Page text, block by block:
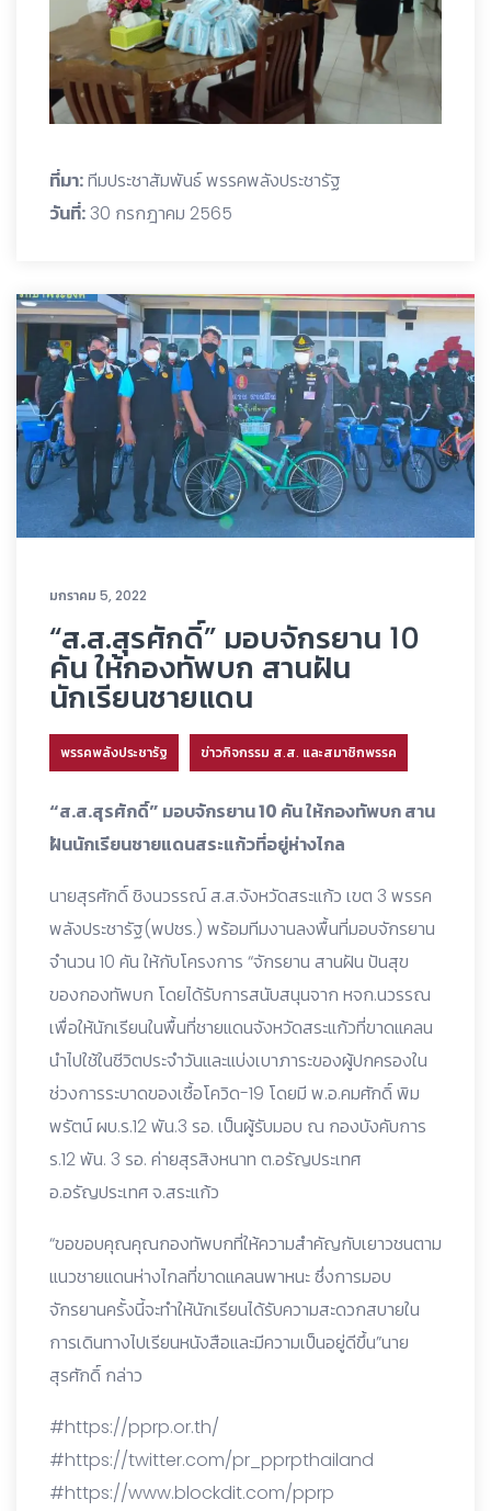
ที่มา:ทีมประชาสัมพันธ์ พรรคพลังประชารัฐ
วันที่:30 กรกฎาคม 2565
มกราคม 5, 2022
“ส.ส.สุรศักดิ์” มอบจักรยาน 10
คัน ให้กองทัพบก สานฝัน
นักเรียนชายแดน
พรรคพลังประชารัฐ ข่าวกิจกรรม ส.ส. และสมาชิกพรรค
“ส.ส.สุรศักดิ์” มอบจักรยาน 10 คัน ให้กองทัพบก สาน
ฝันนักเรียนชายแดนสระแก้วที่อยู่ห่างไกล
นายสุรศักดิ์ ชิงนวรรณ์ ส.ส.จังหวัดสระแก้ว เขต 3 พรรค
พลังประชารัฐ(พปชร.) พร้อมทีมงานลงพื้นที่มอบจักรยาน
จำนวน 10 คัน ให้กับโครงการ “จักรยาน สานฝัน ปันสุข
ของกองทัพบก โดยได้รับการสนับสนุนจาก หจก.นวรรณ
เพื่อให้นักเรียนในพื้นที่ชายแดนจังหวัดสระแก้วที่ขาดแคลน
นำไปใช้ในชีวิตประจำวันและแบ่งเบาภาระของผู้ปกครองใน
ช่วงการระบาดของเชื้อโควิด-19 โดยมี พ.อ.คมศักดิ์ พิม
พรัตน์ ผบ.ร.12 พัน.3 รอ. เป็นผู้รับมอบ ณ กองบังคับการ
ร.12 พัน. 3 รอ. ค่ายสุรสิงหนาท ต.อรัญประเทศ
อ.อรัญประเทศ จ.สระแก้ว
“ขอขอบคุณคุณกองทัพบกที่ให้ความสำคัญกับเยาวชนตาม
แนวชายแดนห่างไกลที่ขาดแคลนพาหนะ ซึ่งการมอบ
จักรยานครั้งนี้จะทำให้นักเรียนได้รับความสะดวกสบายใน
การเดินทางไปเรียนหนังสือและมีความเป็นอยู่ดีขึ้น”นาย
สุรศักดิ์ กล่าว
#https://pprp.or.th/
#https://twitter.com/pr_pprpthailand
#https://www.blockdit.com/pprp